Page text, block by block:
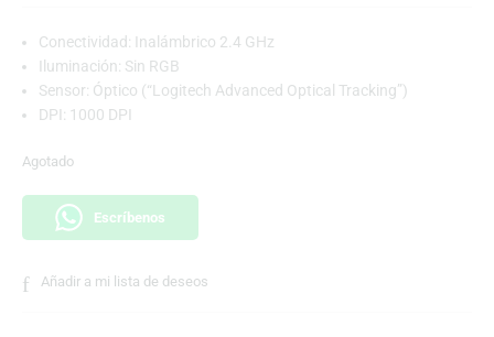
Conectividad: Inalámbrico 2.4 GHz
Iluminación: Sin RGB
Sensor: Óptico (“Logitech Advanced Optical Tracking”)
DPI: 1000 DPI
Agotado
Escríbenos
Añadir a mi lista de deseos